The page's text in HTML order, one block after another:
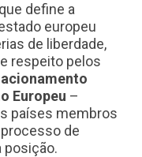
define a
europeu
de liberdade,
respeito pelos
Europeu –
países membros
de
posição.